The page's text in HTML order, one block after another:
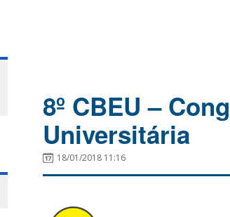
8º CBEU –
Universitária
18/01/2018 11:16